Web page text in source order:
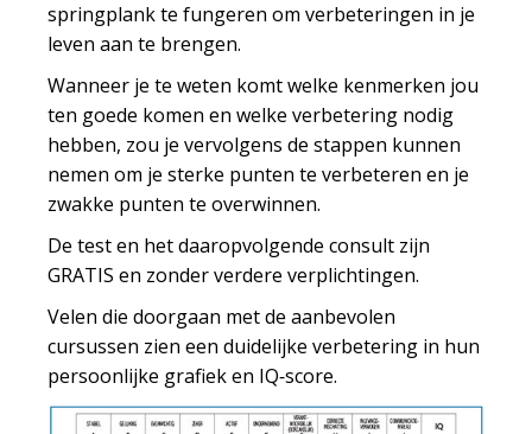
springplank te fungeren om verbeteringen in je
leven aan te brengen.
Wanneer je te weten komt welke kenmerken jou
ten goede komen en welke verbetering nodig
hebben, zou je vervolgens de stappen kunnen
nemen om je sterke punten te verbeteren en je
zwakke punten te overwinnen.
De test en het daaropvolgende consult zijn
GRATIS en zonder verdere verplichtingen.
Velen die doorgaan met de aanbevolen
cursussen zien een duidelijke verbetering in hun
persoonlijke grafiek en IQ‑score.